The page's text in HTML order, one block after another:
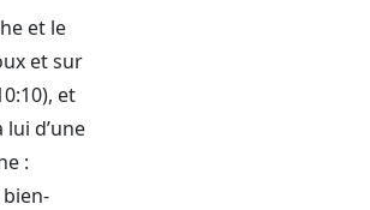
et le
et sur
et
lui d’une
: